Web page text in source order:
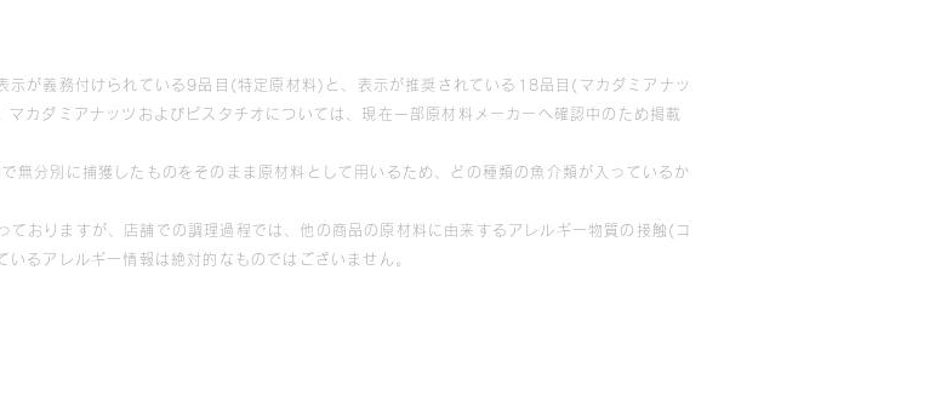
が義務付けられている9品目(特定原材料)と、表示が推奨されている18品目(マカダミアナッ
カダミアナッツおよびピスタチオについては、現在一部原材料メーカーへ確認中のため掲載
無分別に捕獲したものをそのまま原材料として用いるため、どの種類の魚介類が入っているか
おりますが、店舗での調理過程では、他の商品の原材料に由来するアレルギー物質の接触(コ
るアレルギー情報は絶対的なものではございません。